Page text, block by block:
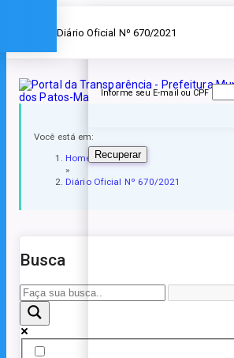
» Diário Oficial Nº 670/2021
Você está em:
Home
»
Diário Oficial Nº 670/2021
Busca
Informe seu E-mail ou CPF
Recuperar